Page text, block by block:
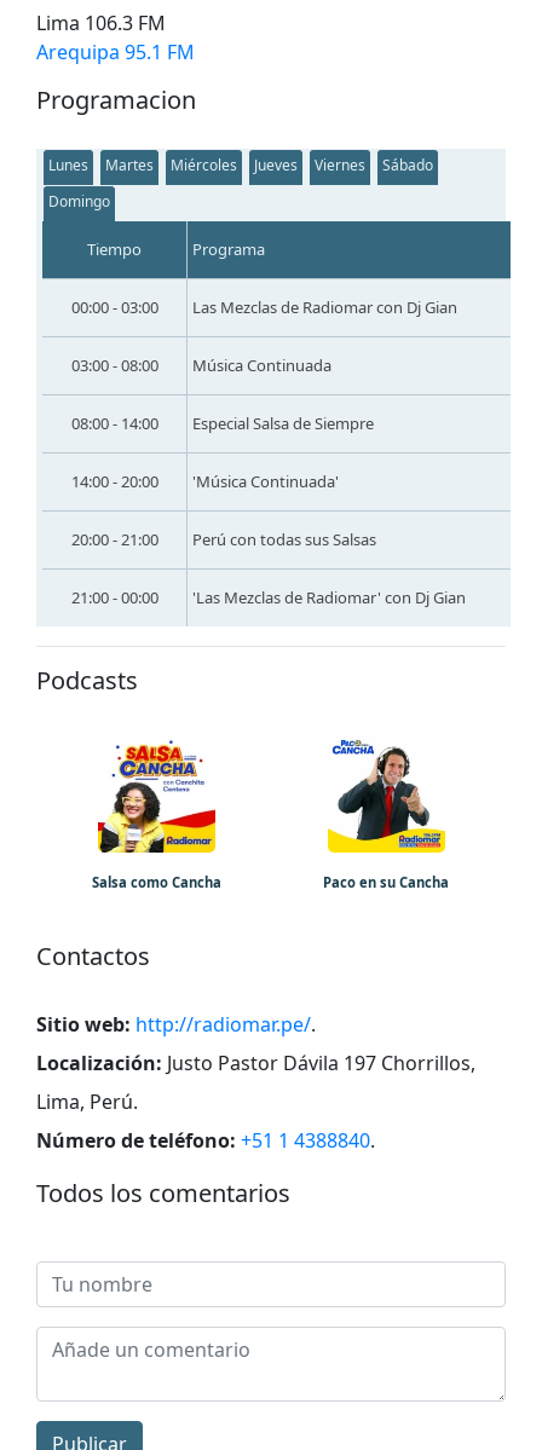
Lima 106.3 FM
Arequipa 95.1 FM
Programacion
Lunes Martes Miércoles Jueves Viernes
Sábado
Domingo
Tiempo Programa
00:00 - 03:00 Las Mezclas de Radiomar con Dj Gian
03:00 - 08:00 Música Continuada
08:00 - 14:00 Especial Salsa de Siempre
14:00 - 20:00 'Música Continuada'
20:00 - 21:00 Perú con todas sus Salsas
21:00 - 00:00 'Las Mezclas de Radiomar' con Dj Gian
Podcasts
Salsa como Cancha Paco en su Cancha
Contactos
Sitio web: http://radiomar.pe/.
Localización: Justo Pastor Dávila 197 Chorrillos,
Lima, Perú.
Número de teléfono: +51 1 4388840.
Todos los comentarios
Publicar